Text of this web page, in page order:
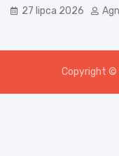
27 lipca 2026
Copyright ©